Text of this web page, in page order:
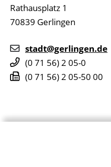
Rathausplatz 1
70839 Gerlingen
stadt@gerlingen.de
(0 71 56) 2 05-0
(0 71 56) 2 05-50 00